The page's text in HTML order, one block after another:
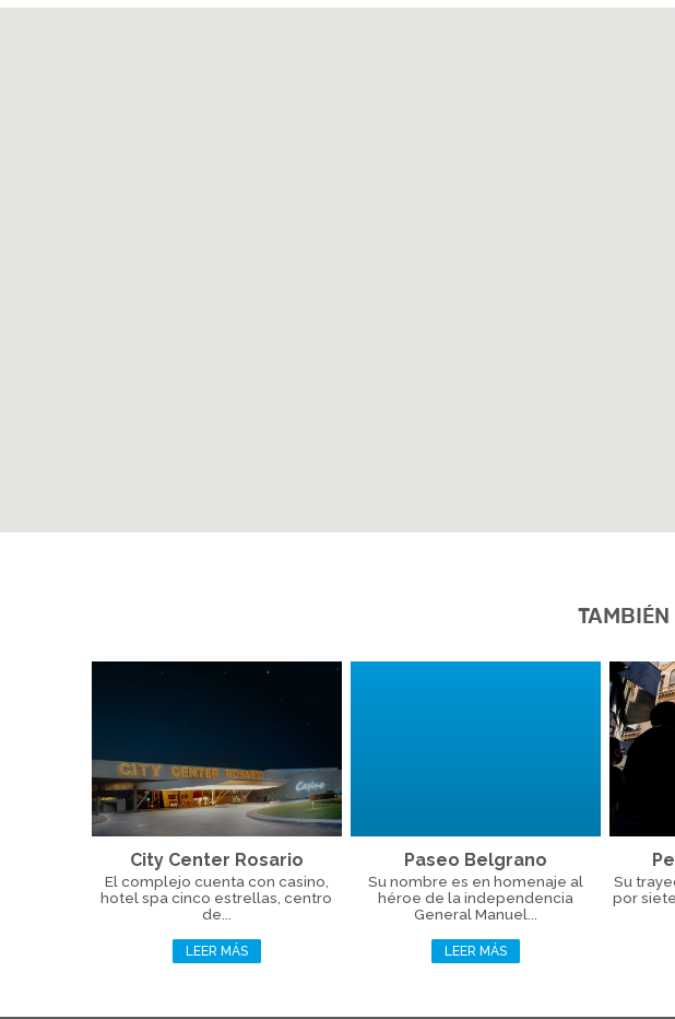
TAMBIÉN
City Center Rosario
El complejo cuenta con casino,
hotel spa cinco estrellas, centro
de...
LEER MÁS
Paseo Belgrano
Su nombre es en homenaje al
héroe de la independencia
General Manuel...
LEER MÁS
Su
por